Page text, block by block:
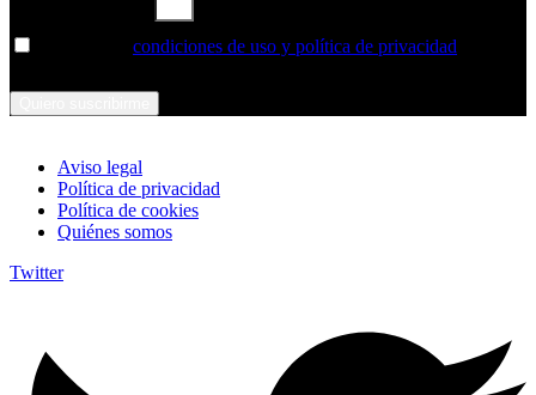
condiciones de uso y política de privacidad
Aviso legal
Política de privacidad
Política de cookies
Quiénes somos
Twitter